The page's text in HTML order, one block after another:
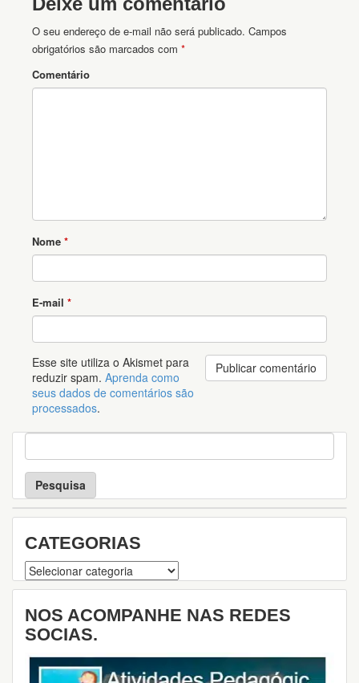
O seu endereço de e-mail não será publicado. Campos
obrigatórios são marcados com *
Comentário
Nome *
E-mail *
Esse site utiliza o Akismet para
reduzir spam. Aprenda como
seus dados de comentários são
processados.
P
e
s
u
i
a
CATEGORIAS
Categorias
NOS ACOMPANHE NAS REDES
SOCIAS.